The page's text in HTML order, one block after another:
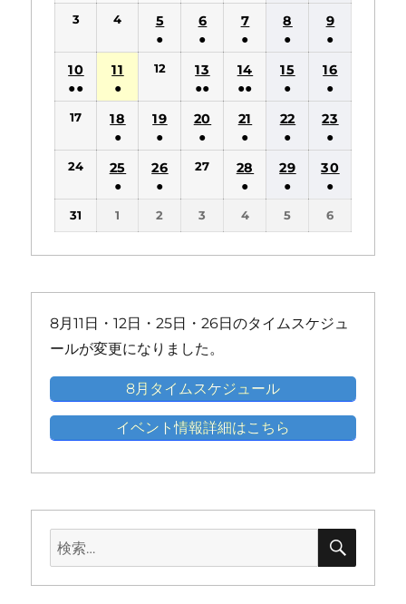
(1
件
の
イ
ベ
ン
ト)
(1
件
の
イ
ベ
ン
ト)
3 4
5
●
(1
の
イ
ベ
ン
ト)
6
●
(1
件
の
イ
ベ
ン
7
●
(1
件
の
イ
ベ
ン
ト)
8
●
(1
件
の
イ
ベ
ン
ト)
9
●
(1
件
の
イ
ベ
ン
ト)
10
●●
(2
の
イ
ン
ト)
11
●
(1
件
の
イ
ベ
ン
ト)
12
13
●●
(2
件
の
イ
ン
ト)
14
●●
(2
件
の
イ
ベ
ン
ト)
15
●
(1
件
の
イ
ベ
ン
ト)
16
●
(1
件
の
イ
ベ
ン
ト)
17
18
●
(1
件
イ
ン
19
●
(1
件
イ
ン
20
●
(1
イ
ン
21
●
(1
件
イ
ン
22
●
(1
件
イ
ン
23
●
(1
件
イ
ン
24
25
●
ト)
26
●
ト)
27
28
●
ト)
29
●
ト)
30
●
ト)
31 1 2 3 4 5 6
8月11日・12日・25日・26日のタイムスケジュ
ールが変更になりました。
8月タイムスケジュール
イベント情報詳細はこちら
検
索:
検